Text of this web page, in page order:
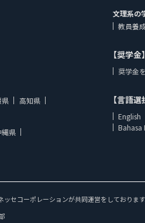
県
高知県
縄県
文理系の
教員養
【奨学金】
奨学金
【言語選
English
Bahasa
セコーポレーションが共同運営をしております